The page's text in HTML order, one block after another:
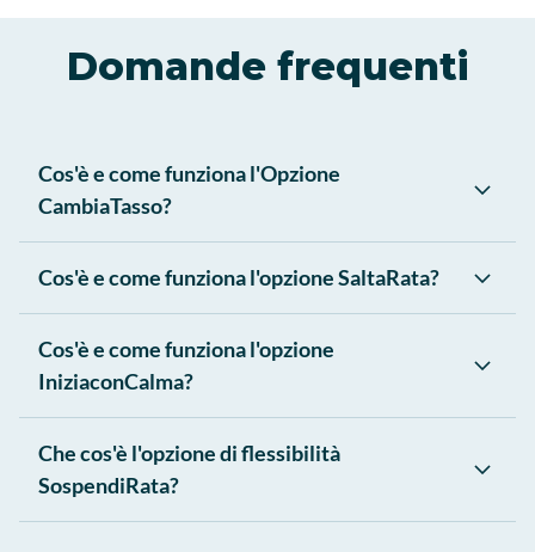
Domande frequenti
Cos'è e come funziona l'Opzione
CambiaTasso?
Cos'è e come funziona l'opzione SaltaRata?
Cos'è e come funziona l'opzione
IniziaconCalma?
Che cos'è l'opzione di flessibilità
SospendiRata?